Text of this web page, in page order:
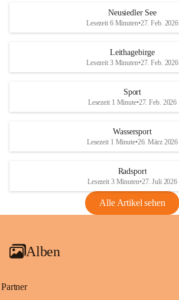
S
und den daraus folgenden wirtschaftlichen
Maßnahmen zur Bekämpfung
Rebe und der Amerikanischen
Anhang VBl. EU Nr. 18
1 Seite•1,4 MB
VBl. EU Nr. 18_2026
r
S
Neusiedler See
Lesezeit 6 Minuten•27. Feb. 2026
Leithagebirge
Lesezeit 3 Minuten•27. Feb. 2026
Sport
Lesezeit 1 Minute•27. Feb. 2026
Wassersport
Lesezeit 1 Minute•26. März 2026
Radsport
Lesezeit 3 Minuten•27. Juli 2026
Alle Artikel sehen
Alben
Partner